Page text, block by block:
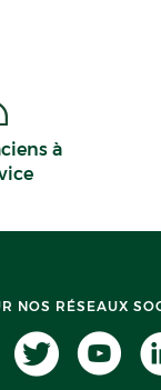
à
NOS RÉSEAUX